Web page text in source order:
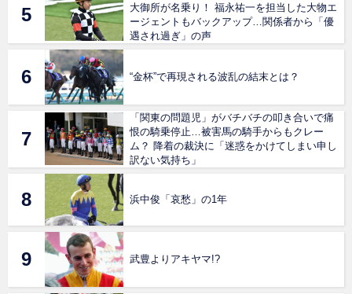
大御所が名乗り！ 福永祐一を担当した大物エ
ージェントもバックアップ…関係者から「優
遇され過ぎ」の声
“金杯”で再現される波乱の結末とは？
「関東の問題児」がバチバチの叩き合いで痛
恨の騎乗停止…被害馬の騎手からもクレー
ム？ 降着の裁決に「迷惑をかけてしまい申し
訳ない気持ち」
浜中俊「哀愁」の1年
武豊よりアキヤマ!?